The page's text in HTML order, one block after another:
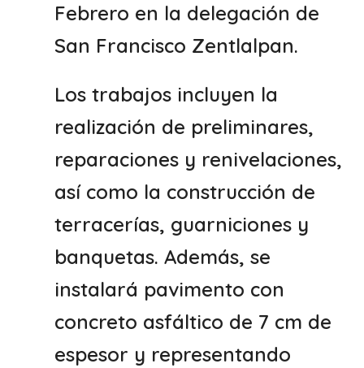
Febrero en la delegación de
San Francisco Zentlalpan.
Los trabajos incluyen la
realización de preliminares,
reparaciones y renivelaciones,
así como la construcción de
terracerías, guarniciones y
banquetas. Además, se
instalará pavimento con
concreto asfáltico de 7 cm de
espesor y representando